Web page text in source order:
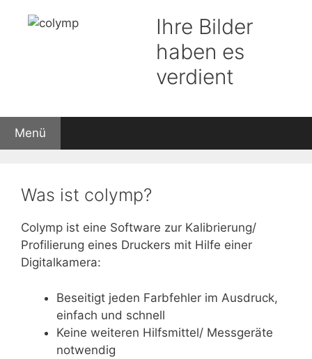
Inhalt
Ihre Bilder
haben es
verdient
Menü
Was ist colymp?
Colymp ist eine Software zur Kalibrierung/
Profilierung eines Druckers mit Hilfe einer
Digitalkamera:
Beseitigt jeden Farbfehler im Ausdruck,
einfach und schnell
Keine weiteren Hilfsmittel/ Messgeräte
notwendig